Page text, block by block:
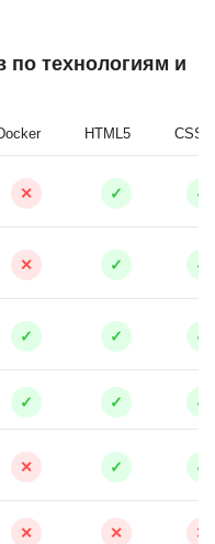
по технологиям и
HTML5 CSS3
✕ ✓ ✓
✕ ✓ ✓
✓ ✓ ✓
✓ ✓ ✓
✕ ✓ ✓
✕ ✕ ✕